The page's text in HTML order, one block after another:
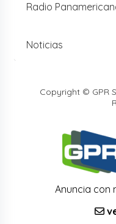
Radio
Noticias
Copyright © GPR
Anuncia con